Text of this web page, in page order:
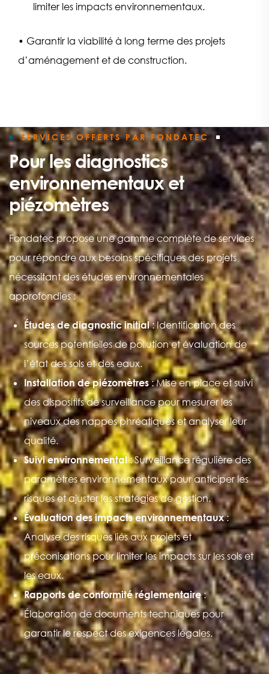
limiter les impacts environnementaux.
• Garantir la viabilité à long terme des projets
d’aménagement et de construction.
SERVICES OFFERTS PAR FONDATEC
Pour les diagnostics
environnementaux et
piézomètres
Fondatec propose une gamme complète de services
pour répondre aux besoins spécifiques des projets
nécessitant des études environnementales
approfondies :
Études de diagnostic initial: Identification des
sources potentielles de pollution et évaluation de
l’état des sols et des eaux.
Installation de piézomètres: Mise en place et suivi
des dispositifs de surveillance pour mesurer les
niveaux des nappes phréatiques et analyser leur
qualité.
Suivi environnemental: Surveillance régulière des
paramètres environnementaux pour anticiper les
risques et ajuster les stratégies de gestion.
Évaluation des impacts environnementaux:
Analyse des risques liés aux projets et
préconisations pour limiter les impacts sur les sols et
les eaux.
Rapports de conformité réglementaire:
Élaboration de documents techniques pour
garantir le respect des exigences légales.